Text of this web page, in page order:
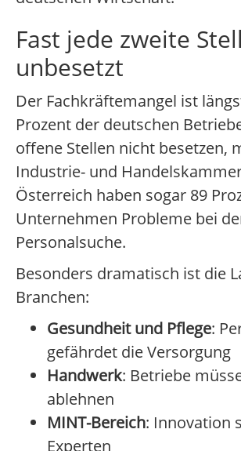
Fast jede zweite
unbesetzt
Der Fachkräftemangel ist
Prozent der deutschen
offene Stellen nicht besetzen,
Industrie- und
Österreich haben sogar 89
Unternehmen Probleme bei
Personalsuche.
Besonders dramatisch ist die
Branchen:
Gesundheit und Pflege:
gefährdet die Versorgung
Handwerk: Betriebe
ablehnen
MINT-Bereich: Innovation
Experten